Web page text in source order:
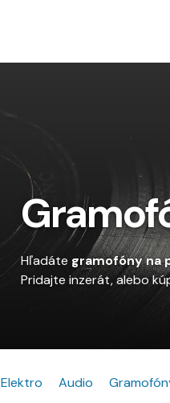
Hľadáte gramofóny na
Pridajte inzerát, alebo
Elektro Audio